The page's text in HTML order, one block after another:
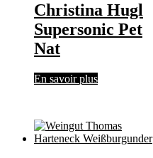
Christina Hugl
Supersonic Pet
Nat
En savoir plus